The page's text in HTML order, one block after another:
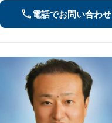
電話でお問い合わせ